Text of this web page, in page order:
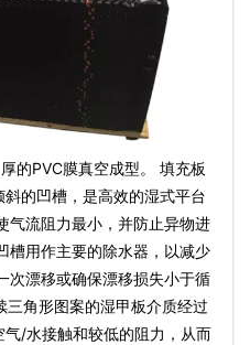
的PVC膜真空成型。 填充板
的凹槽，是高效的湿式平台
气流阻力最小，并防止异物进
槽用作主要的除水器，以减少
次漂移或确保漂移损失小于循
角形图案的湿甲板介质经过
/水接触和较低的阻力，从而